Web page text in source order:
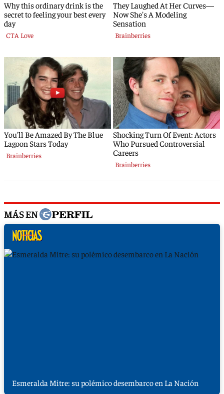
MÁS EN
Esmeralda Mitre: su polémico desembarco en La Nación